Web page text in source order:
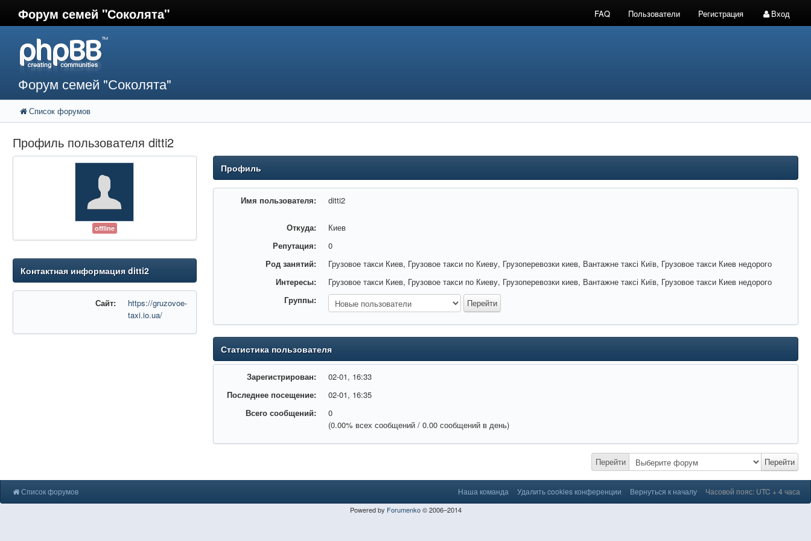
Форум семей "Соколята" FAQ Пользователи Регистрация Вход
Форум семей "Соколята"
Список форумов
Профиль пользователя ditti2
offline
Контактная информация ditti2
Сайт:
https://gruzovoe-
taxi.io.ua/
Профиль
Имя пользователя: ditti2
Откуда:
Киев
Репутация:
0
Род занятий:
Грузовое такси Киев, Грузовое такси по Киеву, Грузоперевозки киев, Вантажне таксі Київ, Грузовое такси Киев недорого
Интересы:
Грузовое такси Киев, Грузовое такси по Киеву, Грузоперевозки киев, Вантажне таксі Київ, Грузовое такси Киев недорого
Группы:
Статистика пользователя
Зарегистрирован:
02-01, 16:33
Последнее посещение:
02-01, 16:35
Всего сообщений:
0
(0.00% всех сообщений / 0.00 сообщений в день)
Перейти Перейти
Список форумов Наша команда Удалить cookies конференции Вернуться к началу Часовой пояс: UTC + 4 часа
Powered by Forumenko© 2006–2014